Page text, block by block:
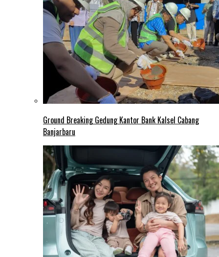
Ground Breaking Gedung Kantor Bank Kalsel Cabang
Banjarbaru